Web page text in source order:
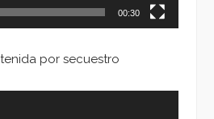
00:30
por secuestro